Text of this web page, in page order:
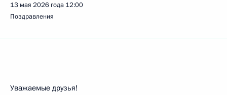
13 мая 2026 года 12:00
Поздравления
Уважаемые друзья!